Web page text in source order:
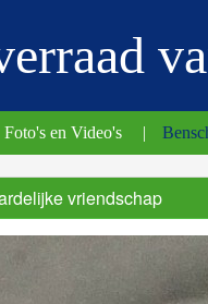
Foto's en Video's |
vriendschap